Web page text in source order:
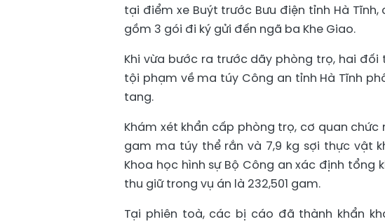
tại điểm xe Buýt trước Bưu điện tỉnh Hà
gồm 3 gói đi ký gửi đến ngã ba Khe Giao.
Khi vừa bước ra trước dãy phòng trọ, hai
tội phạm về ma túy Công an tỉnh Hà Tĩnh
tang.
Khám xét khẩn cấp phòng trọ, cơ quan chức
gam ma túy thể rắn và 7,9 kg sợi thực vật
Khoa học hình sự Bộ Công an xác định tổng
thu giữ trong vụ án là 232,501 gam.
Tại phiên toà, các bị cáo đã thành khẩn